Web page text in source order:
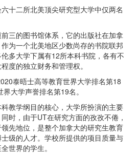
十二所北美顶尖研究型大学中仅两名
三的图书馆体系，它的出版社在加拿
为一个北美地区少数尚存的书院联邦
多大学下属有12所本科书院，各有不
度的独立财务和管理权。
泰晤士高等教育世界大学排名第18
大学声誉排名第19名。
教学纲目的核心，大学所扮演的主要
时，由于UT在研究方面的孜孜不倦，
先地位，是整个加拿大的研究生教育
级的人才。学校所提供的项目质量与
世界的学生。